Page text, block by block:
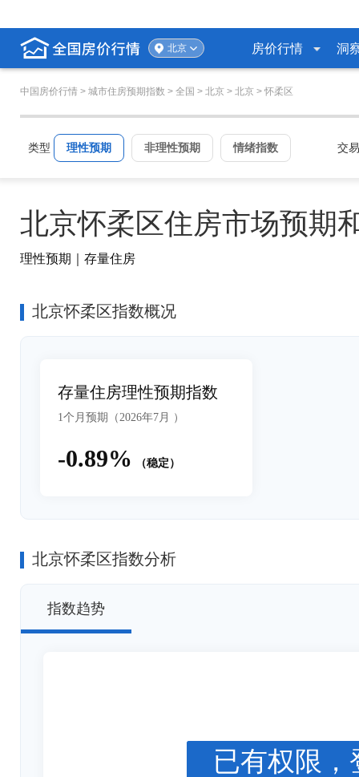
北京 房价行情 洞
中国房价行情 > 城市住房预期指数 > 全国 > 北京 > 北京 > 怀柔区
类型 理性预期 非理性预期 情绪指数 交
北京怀柔区住房市场预期
理性预期｜存量住房
北京怀柔区指数概况
存量住房理性预期指数
1个月预期（2026年7月 ）
-0.89% （稳定）
北京怀柔区指数分析
指数趋势
已有权限，